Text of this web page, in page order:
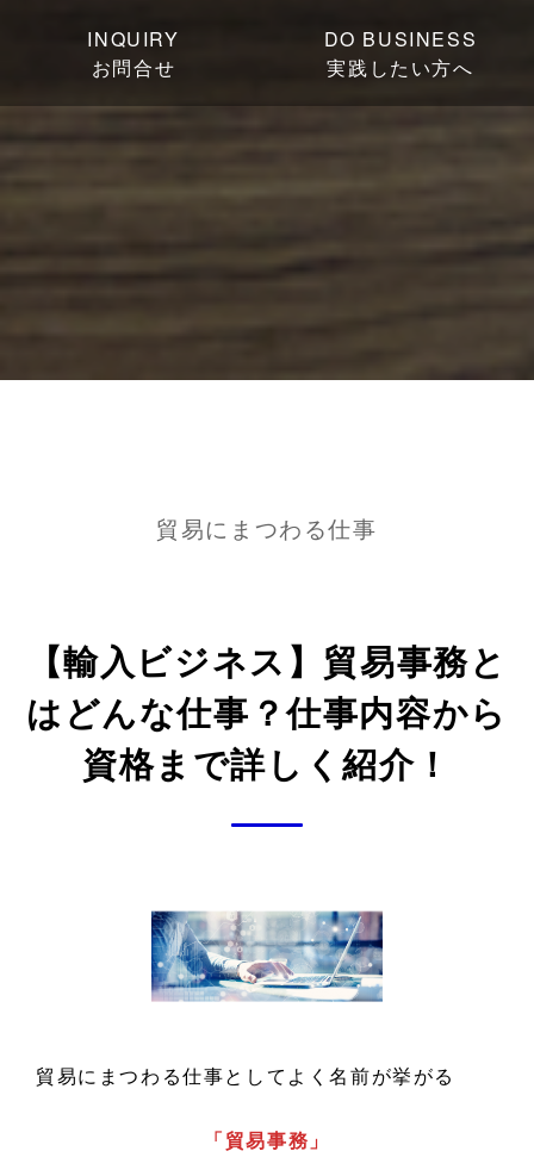
INQUIRY
お問合せ
DO BUSINESS
実践したい方へ
貿易にまつわる仕事
【輸入ビジネス】貿易事務と
はどんな仕事？仕事内容から
資格まで詳しく紹介！
貿易にまつわる仕事としてよく名前が挙がる
「貿易事務」